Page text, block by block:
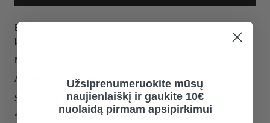
Ernestos Statkutės auksinis kaklo papuošalas "Dėkingumo
laikysena".
Metalas ir praba: Au 585;
Akmenys: 26 balti deimantai 0.11 ct;
Svoris: 2,4 g.
*Kaklo papuošalo kaina nurodyta su grandinėle.
Užsiprenumeruokite mūsų
naujienlaiškį ir gaukite 10€
nuolaidą pirmam apsipirkimui